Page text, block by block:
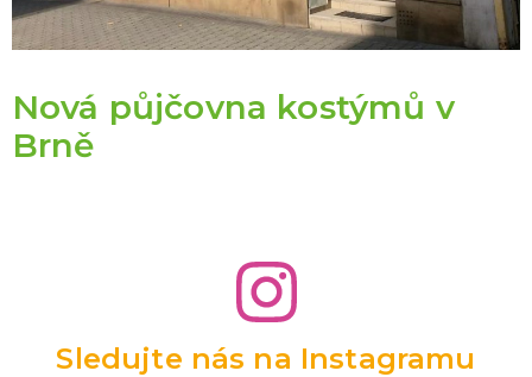
Nová půjčovna kostýmů v
Brně
Sledujte nás na Instagramu